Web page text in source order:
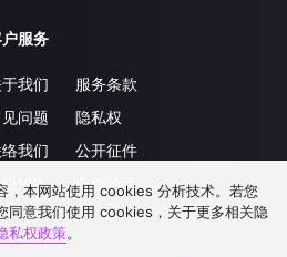
服务
我们
问题
我们
VIP
服务条款
隐私权
公开征件
合作洽談
，本网站使用 cookies 分析技术。若您
同意我们使用 cookies，关于更多相关隐
私权政策。